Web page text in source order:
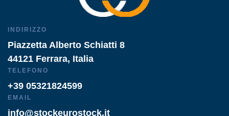
INDIRIZZO
Piazzetta Alberto Schiatti 8
44121 Ferrara, Italia
TELEFONO
+39 05321824599
EMAIL
info@stockeurostock.it